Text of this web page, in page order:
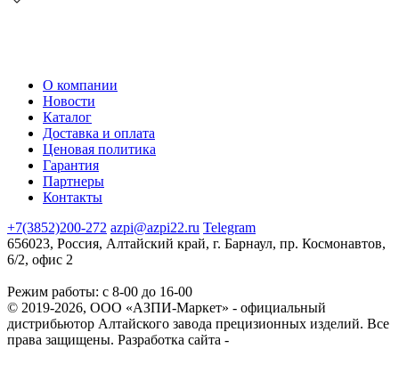
О компании
Новости
Каталог
Доставка и оплата
Ценовая политика
Гарантия
Партнеры
Контакты
+7(3852)200-272 azpi@azpi22.ru Telegram
656023, Россия, Алтайский край, г. Барнаул, пр. Космонавтов,
6/2, офис 2
Режим работы: с 8-00 до 16-00
© 2019-2026, ООО «АЗПИ-Маркет» - официальный
дистрибьютор Алтайского завода прецизионных изделий. Все
права защищены. Разработка сайта -